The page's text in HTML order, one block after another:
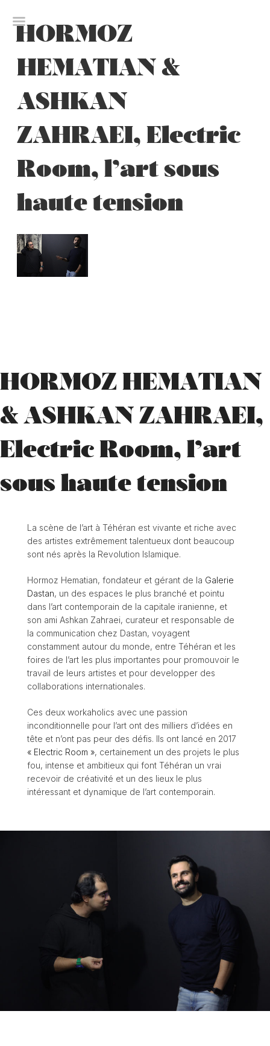
contentHORMOZ
HEMATIAN &
ASHKAN
ZAHRAEI, Electric
Room, l’art sous
haute tension
HORMOZ HEMATIAN
& ASHKAN ZAHRAEI,
Electric Room, l’art
sous haute tension
La scène de l’art à Téhéran est vivante et riche avec
des artistes extrêmement talentueux dont beaucoup
sont nés après la Revolution Islamique.
Hormoz Hematian, fondateur et gérant de la Galerie
Dastan, un des espaces le plus branché et pointu
dans l’art contemporain de la capitale iranienne, et
son ami Ashkan Zahraei, curateur et responsable de
la communication chez Dastan, voyagent
constamment autour du monde, entre Téhéran et les
foires de l’art les plus importantes pour promouvoir le
travail de leurs artistes et pour developper des
collaborations internationales.
Ces deux workaholics avec une passion
inconditionnelle pour l’art ont des milliers d’idées en
tête et n’ont pas peur des défis. Ils ont lancé en 2017
« Electric Room », certainement un des projets le plus
fou, intense et ambitieux qui font Téhéran un vrai
recevoir de créativité et un des lieux le plus
intéressant et dynamique de l’art contemporain.